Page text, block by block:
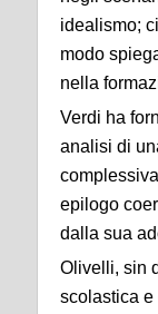
idealismo;
modo
nella
Verdi ha
analisi di
epilogo
dalla sua
Olivelli, sin
scolastica